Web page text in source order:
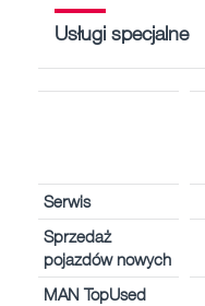
Usługi specjalne
Serwis
Sprzedaż
pojazdów nowych
MAN TopUsed